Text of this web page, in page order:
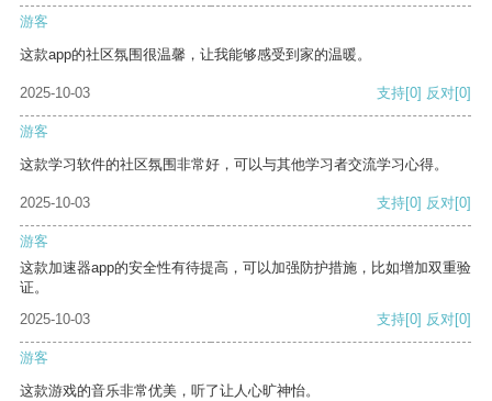
游客
这款app的社区氛围很温馨，让我能够感受到家的温暖。
2025-10-03 支持[0] 反对[0]
游客
这款学习软件的社区氛围非常好，可以与其他学习者交流学习心得。
2025-10-03 支持[0] 反对[0]
游客
这款加速器app的安全性有待提高，可以加强防护措施，比如增加双重验
证。
2025-10-03
支持[0] 反对[0]
游客
这款游戏的音乐非常优美，听了让人心旷神怡。